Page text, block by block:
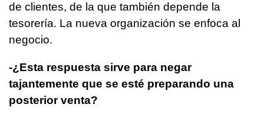
de clientes, de la que también depende la
tesorería. La nueva organización se enfoca al
negocio.
-¿Esta respuesta sirve para negar
tajantemente que se esté preparando una
posterior venta?